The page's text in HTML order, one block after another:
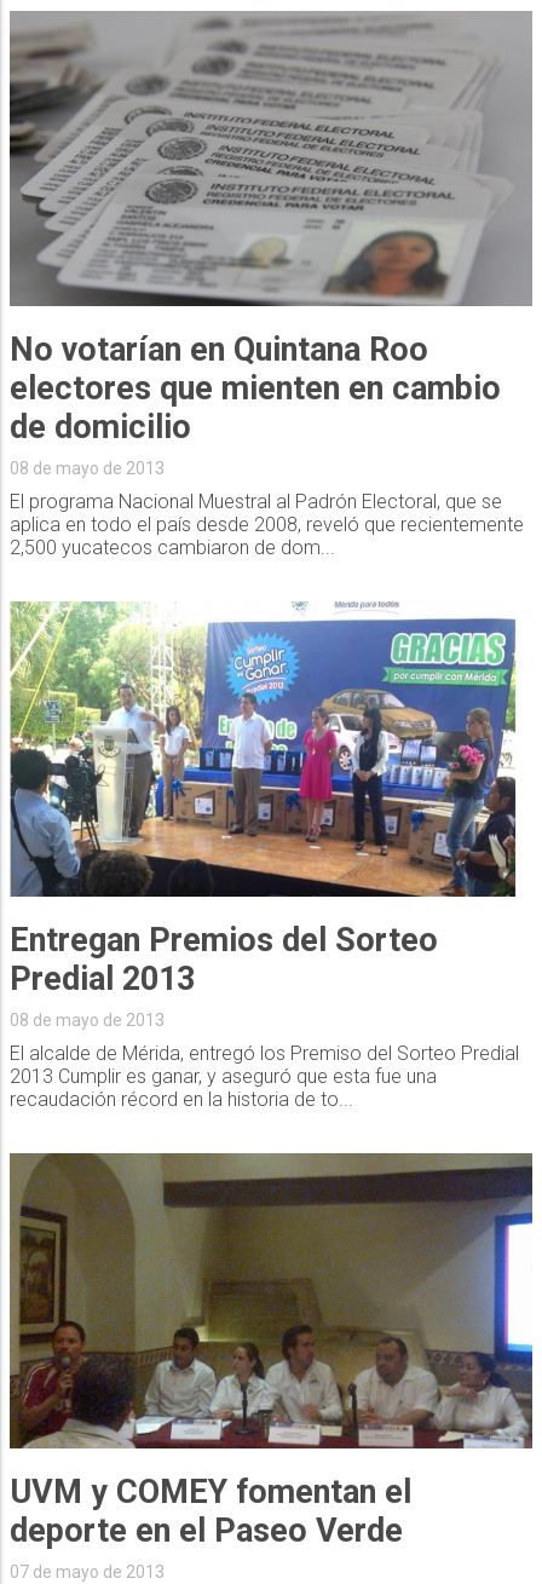
No votarían en Quintana Roo
electores que mienten en cambio
de domicilio
08 de mayo de 2013
El programa Nacional Muestral al Padrón Electoral, que se
aplica en todo el país desde 2008, reveló que recientemente
2,500 yucatecos cambiaron de dom...
Entregan Premios del Sorteo
Predial 2013
08 de mayo de 2013
El alcalde de Mérida, entregó los Premiso del Sorteo Predial
2013 Cumplir es ganar, y aseguró que esta fue una
recaudación récord en la historia de to...
UVM y COMEY fomentan el
deporte en el Paseo Verde
07 de mayo de 2013